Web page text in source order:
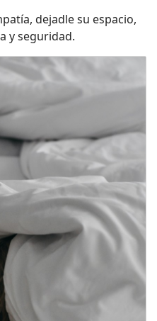
dejadle su espacio,
y seguridad.